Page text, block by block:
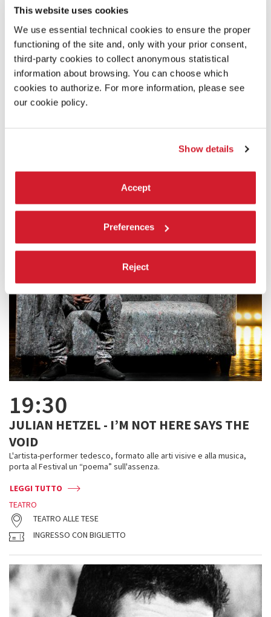
This website uses cookies
We use essential technical cookies to ensure the proper
functioning of the site and, only with your prior consent,
third-party cookies to collect anonymous statistical
information about browsing. You can choose which
cookies to authorize. For more information, please see
our cookie policy.
Show details
Accept
Preferences
Reject
PAROLE DALL’INFERNO
Annibale Pavone legge l’Infernodi Dante.
LEGGI TUTTO
TEATRO
TEATRO ALLE TESE
INGRESSO CON BIGLIETTO
19:30
JULIAN HETZEL - I’M NOT HERE SAYS THE
VOID
L'artista-performer tedesco, formato alle arti visive e alla musica,
porta al Festival un “poema” sull'assenza.
LEGGI TUTTO
TEATRO
TEATRO ALLE TESE
INGRESSO CON BIGLIETTO